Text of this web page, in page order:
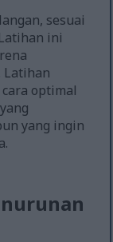
sesuai
ini
Latihan
optimal
yang ingin